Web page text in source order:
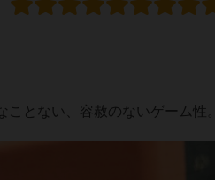
とない、容赦のないゲーム性。